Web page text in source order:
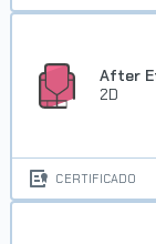
After
2D
CERTIFICADO